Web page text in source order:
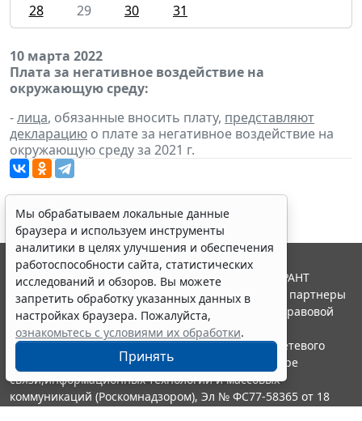
28
29 30 31
10 марта 2022
Плата за негативное воздействие на
окружающую среду:
-лица, обязанные вносить плату, представляют
декларацию о плате за негативное воздействие на
окружающую среду за 2021 г.
Мы обрабатываем локальные данные
браузера и используем инструменты
аналитики в целях улучшения и обеспечения
работоспособности сайта, статистических
исследований и обзоров. Вы можете
запретить обработку указанных данных в
настройках браузера. Пожалуйста,
ознакомьтесь с условиями их обработки.
Принять
© ООО "НПП "ГАРАНТ-СЕРВИС", 2026. Система ГАРАНТ
выпускается с 1990 года. Компания "Гарант" и ее партнеры
являются участниками Российской ассоциации правовой
информации ГАРАНТ.
Портал ГАРАНТ.РУ зарегистрирован в качестве сетевого
издания Федеральной службой по надзору в сфере
связи,информационных технологий и массовых
коммуникаций (Роскомнадзором), Эл № ФС77-58365 от 18